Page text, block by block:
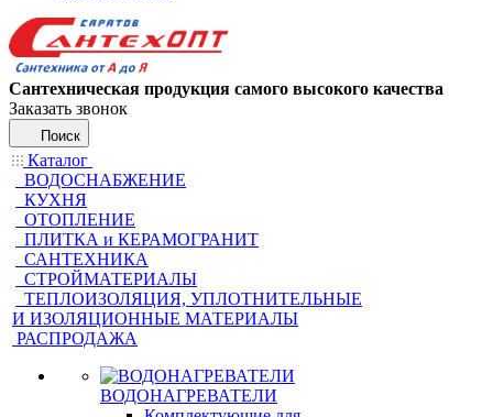
Сантехническая продукция самого высокого качества
Заказать звонок
Поиск
Каталог
ВОДОСНАБЖЕНИЕ
КУХНЯ
ОТОПЛЕНИЕ
ПЛИТКА и КЕРАМОГРАНИТ
САНТЕХНИКА
СТРОЙМАТЕРИАЛЫ
ТЕПЛОИЗОЛЯЦИЯ, УПЛОТНИТЕЛЬНЫЕ
И ИЗОЛЯЦИОННЫЕ МАТЕРИАЛЫ
РАСПРОДАЖА
ВОДОНАГРЕВАТЕЛИ